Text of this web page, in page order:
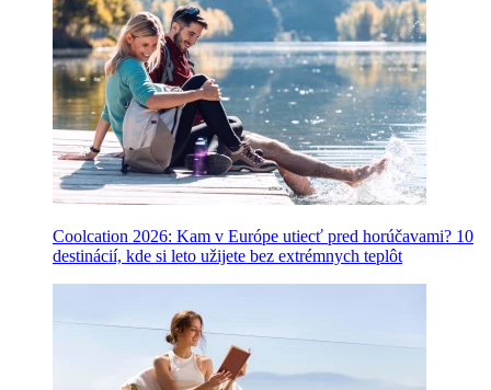
Coolcation 2026: Kam v Európe utiecť pred horúčavami? 10
destinácií, kde si leto užijete bez extrémnych teplôt